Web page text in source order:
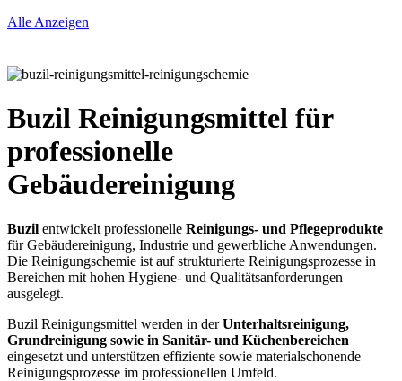
Alle Anzeigen
Buzil Reinigungsmittel für
professionelle
Gebäudereinigung
Buzil entwickelt professionelle Reinigungs- und Pflegeprodukte
für Gebäudereinigung, Industrie und gewerbliche Anwendungen.
Die Reinigungschemie ist auf strukturierte Reinigungsprozesse in
Bereichen mit hohen Hygiene- und Qualitätsanforderungen
ausgelegt.
Buzil Reinigungsmittel werden in derUnterhaltsreinigung,
Grundreinigung sowie in Sanitär- und Küchenbereichen
eingesetzt und unterstützen effiziente sowie materialschonende
Reinigungsprozesse im professionellen Umfeld.